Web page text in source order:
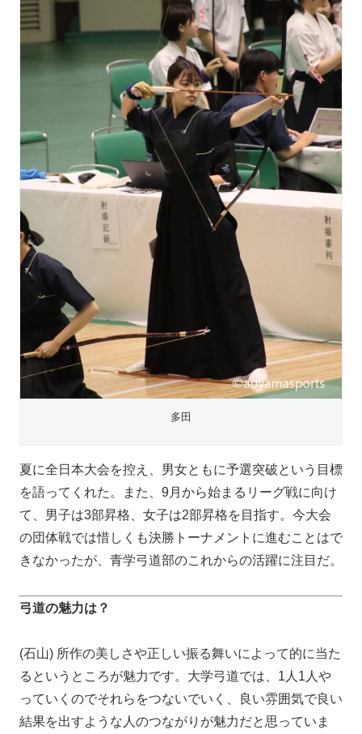
多田
夏に全日本大会を控え、男女ともに予選突破という目標
を語ってくれた。また、9月から始まるリーグ戦に向け
て、男子は3部昇格、女子は2部昇格を目指す。今大会
の団体戦では惜しくも決勝トーナメントに進むことはで
きなかったが、青学弓道部のこれからの活躍に注目だ。
弓道の魅力は？
(石山) 所作の美しさや正しい振る舞いによって的に当た
るというところが魅力です。大学弓道では、1人1人や
っていくのでそれらをつないでいく、良い雰囲気で良い
結果を出すような人のつながりが魅力だと思っていま